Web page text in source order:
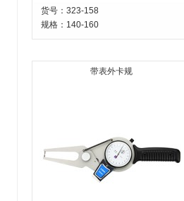
货号：323-158
规格： 140-160
带表外卡规